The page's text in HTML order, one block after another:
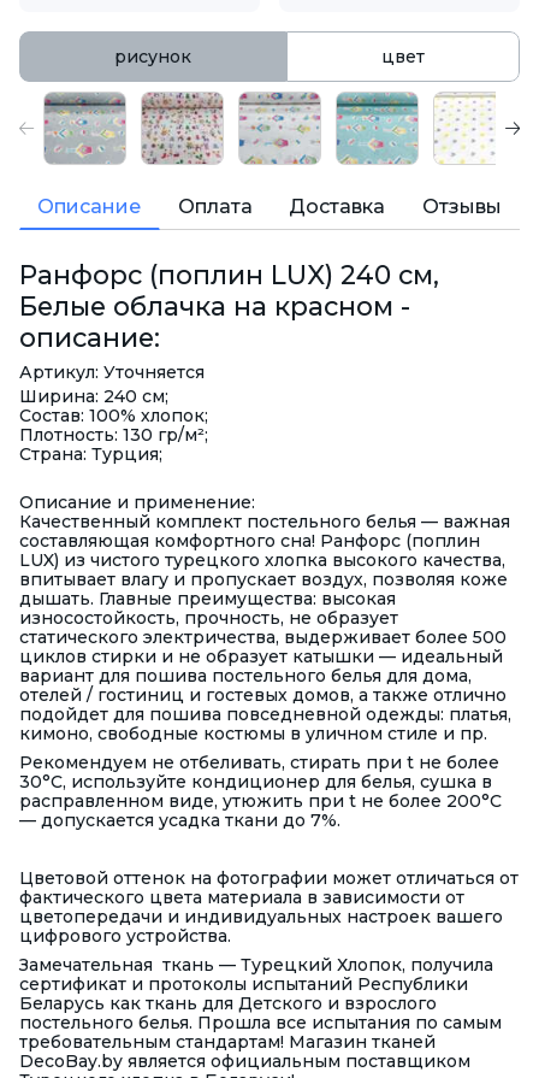
рисунок цвет
Описание Оплата Доставка Отзывы
Ранфорс (поплин LUX) 240 см,
Белые облачка на красном -
описание:
Артикул: Уточняется
Ширина: 240 см;
Состав: 100% хлопок;
Плотность: 130 гр/м²;
Страна: Турция;
Описание и применение:
Качественный комплект постельного белья — важная
составляющая комфортного сна! Ранфорс (поплин
LUX) из чистого турецкого хлопка высокого качества,
впитывает влагу и пропускает воздух, позволяя коже
дышать. Главные преимущества: высокая
износостойкость, прочность, не образует
статического электричества, выдерживает более 500
циклов стирки и не образует катышки — идеальный
вариант для пошива постельного белья для дома,
отелей / гостиниц и гостевых домов, а также отлично
подойдет для пошива повседневной одежды: платья,
кимоно, свободные костюмы в уличном стиле и пр.
Рекомендуем не отбеливать, стирать при t не более
30°С, используйте кондиционер для белья, сушка в
расправленном виде, утюжить при t не более 200°С
— допускается усадка ткани до 7%.
Цветовой оттенок на фотографии может отличаться от
фактического цвета материала в зависимости от
цветопередачи и индивидуальных настроек вашего
цифрового устройства.
Замечательная ткань — Турецкий Хлопок, получила
сертификат и протоколы испытаний Республики
Беларусь как ткань для Детского и взрослого
постельного белья. Прошла все испытания по самым
требовательным стандартам! Магазин тканей
DecoBay.by является официальным поставщиком